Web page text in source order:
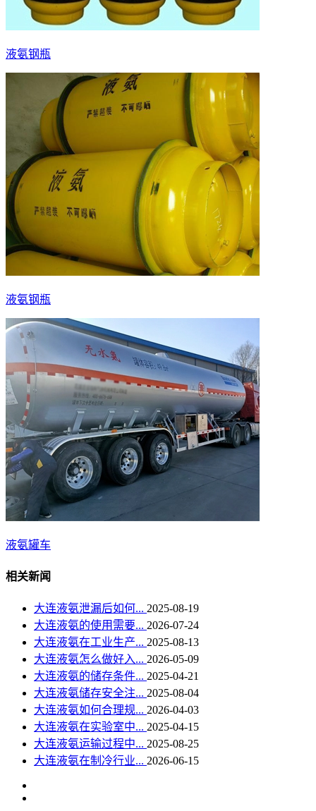
液氨钢瓶
液氨钢瓶
液氨罐车
相关新闻
大连液氨泄漏后如何... 2025-08-19
大连液氨的使用需要... 2026-07-24
大连液氨在工业生产... 2025-08-13
大连液氨怎么做好入... 2026-05-09
大连液氨的储存条件... 2025-04-21
大连液氨储存安全注... 2025-08-04
大连液氨如何合理规... 2026-04-03
大连液氨在实验室中... 2025-04-15
大连液氨运输过程中... 2025-08-25
大连液氨在制冷行业... 2026-06-15